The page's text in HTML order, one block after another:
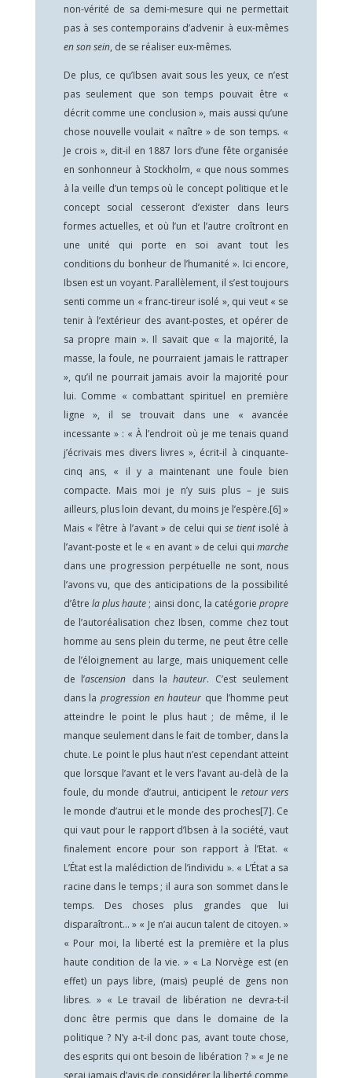
non-vérité de sa demi-mesure qui ne permettait
pas à ses contemporains d’advenir à eux-mêmes
en son sein, de se réaliser eux-mêmes.
De plus, ce qu’Ibsen avait sous les yeux, ce n’est
pas seulement que son temps pouvait être «
décrit comme une conclusion », mais aussi qu’une
chose nouvelle voulait « naître » de son temps. «
Je crois », dit-il en 1887 lors d’une fête organisée
en sonhonneur à Stockholm, « que nous sommes
à la veille d’un temps où le concept politique et le
concept social cesseront d’exister dans leurs
formes actuelles, et où l’un et l’autre croîtront en
une unité qui porte en soi avant tout les
conditions du bonheur de l’humanité ». Ici encore,
Ibsen est un voyant. Parallèlement, il s’est toujours
senti comme un « franc-tireur isolé », qui veut « se
tenir à l’extérieur des avant-postes, et opérer de
sa propre main ». Il savait que « la majorité, la
masse, la foule, ne pourraient jamais le rattraper
», qu’il ne pourrait jamais avoir la majorité pour
lui. Comme « combattant spirituel en première
ligne », il se trouvait dans une « avancée
incessante » : « À l’endroit où je me tenais quand
j’écrivais mes divers livres », écrit-il à cinquante-
cinq ans, « il y a maintenant une foule bien
compacte. Mais moi je n’y suis plus – je suis
ailleurs, plus loin devant, du moins je l’espère.[6] »
Mais « l’être à l’avant » de celui quise tient isolé à
l’avant-poste et le « en avant » de celui quimarche
dans une progression perpétuelle ne sont, nous
l’avons vu, que des anticipations de la possibilité
d’être la plus haute ; ainsi donc, la catégoriepropre
de l’autoréalisation chez Ibsen, comme chez tout
homme au sens plein du terme, ne peut être celle
de l’éloignement au large, mais uniquement celle
de l’ascension dans lahauteur. C’est seulement
dans la progression en hauteur que l’homme peut
atteindre le point le plus haut ; de même, il le
manque seulement dans le fait de tomber, dans la
chute. Le point le plus haut n’est cependant atteint
que lorsque l’avant et le vers l’avant au-delà de la
foule, du monde d’autrui, anticipent le retour vers
le monde d’autrui et le monde des proches[7]. Ce
qui vaut pour le rapport d’Ibsen à la société, vaut
finalement encore pour son rapport à l’Etat. «
L’État est la malédiction de l’individu ». « L’État a sa
racine dans le temps ; il aura son sommet dans le
temps. Des choses plus grandes que lui
disparaîtront… » « Je n’ai aucun talent de citoyen. »
« Pour moi, la liberté est la première et la plus
haute condition de la vie. » « La Norvège est (en
effet) un pays libre, (mais) peuplé de gens non
libres. » « Le travail de libération ne devra-t-il
donc être permis que dans le domaine de la
politique ? N’y a-t-il donc pas, avant toute chose,
des esprits qui ont besoin de libération ? » « Je ne
serai jamais d’avis de considérer la liberté comme